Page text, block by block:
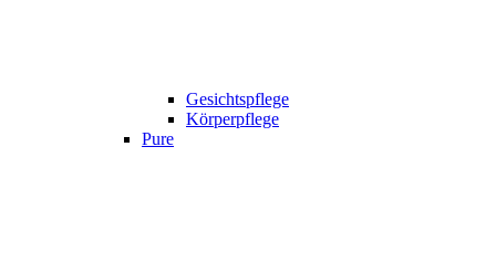
Gesichtspflege
Körperpflege
Pure